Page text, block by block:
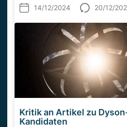
14/12/2024 20/12/
Kritik an Artikel zu
Kandidaten